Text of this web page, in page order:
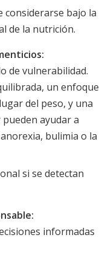
considerarse bajo la
de la nutrición.
de vulnerabilidad.
un enfoque
del peso, y una
ayudar a
bulimia o la
si se detectan
informadas